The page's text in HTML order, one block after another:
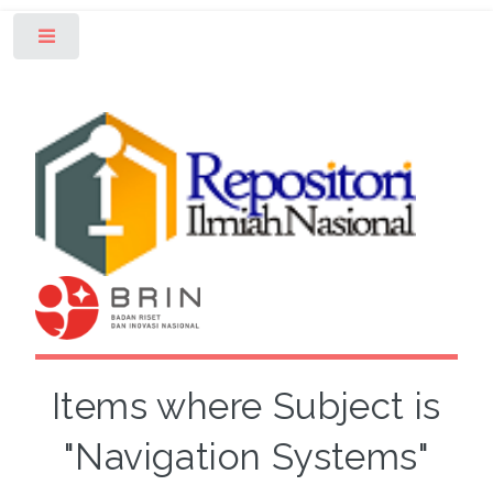
Items where Subject is
"Navigation Systems"